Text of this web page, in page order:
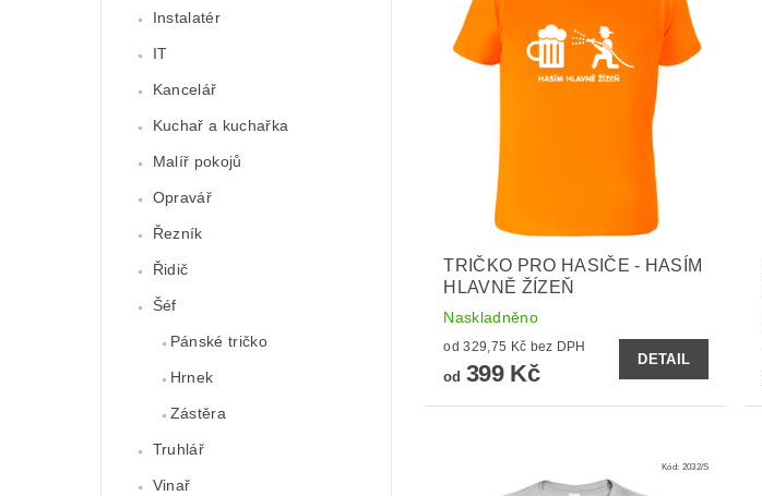
Instalatér
IT
Kancelář
Kuchař a kuchařka
Malíř pokojů
Opravář
Řezník
Řidič
Šéf
Pánské tričko
Hrnek
Zástěra
Truhlář
Vinař
TRIČKO PRO HASIČE - HASÍM
HLAVNĚ ŽÍZEŇ
Naskladněno
od 329,75 Kč bez DPH
od 399 Kč
DETAIL
Kód: 2032/S